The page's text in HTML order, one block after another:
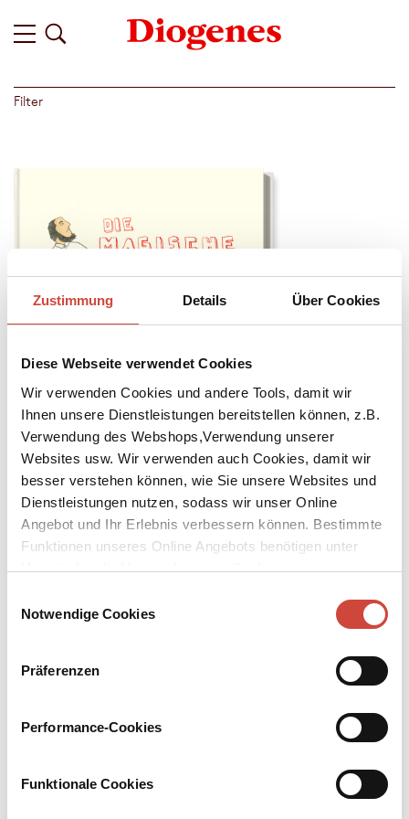
Zustimmung Details Über Cookies
Diese Webseite verwendet Cookies
Wir verwenden Cookies und andere Tools, damit wir
Ihnen unsere Dienstleistungen bereitstellen können, z.B.
Verwendung des Webshops,Verwendung unserer
Websites usw. Wir verwenden auch Cookies, damit wir
besser verstehen können, wie Sie unsere Websites und
Dienstleistungen nutzen, sodass wir unser Online
Angebot und Ihr Erlebnis verbessern können. Bestimmte
Funktionen unseres Online Angebots benötigen unter
Umständen die Verwendung von Cookies von
Notwendige Cookies
Präferenzen
Performance-Cookies
Funktionale Cookies
Filter
The Magic Braces
Original Title:
Hartmann is a fast-paced adventure novel and an exciting guessing
game for young heroes – for all the children who have ever had
Who has not wished they could finally be good at school? Know the